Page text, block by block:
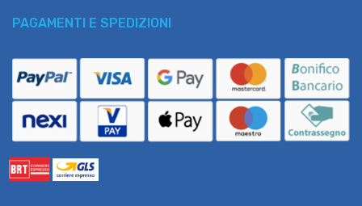
PAGAMENTI E SPEDIZIONI